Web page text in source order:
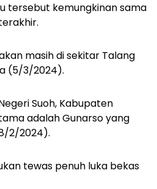
tersebut kemungkinan sama
masih di sekitar Talang
(5/3/2024).
Suoh, Kabupaten
adalah Gunarso yang
2/2024).
tewas penuh luka bekas